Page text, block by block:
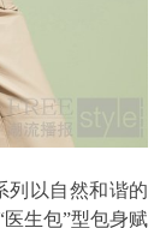
列以自然和谐的
生包”型包身赋